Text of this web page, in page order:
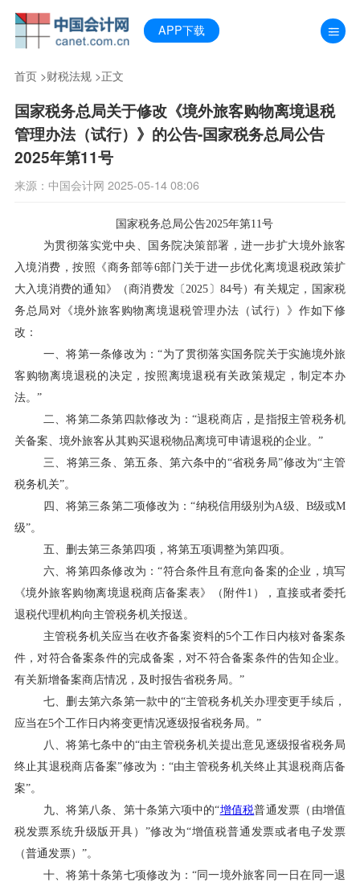
APP下载
首页>财税法规>正文
国家税务总局关于修改《境外旅客购物离境退税
管理办法（试行）》的公告-国家税务总局公告
2025年第11号
来源：中国会计网 2025-05-14 08:06
国家税务总局公告2025年第11号
为贯彻落实党中央、国务院决策部署，进一步扩大境外旅客
入境消费，按照《商务部等6部门关于进一步优化离境退税政策扩
大入境消费的通知》（商消费发〔2025〕84号）有关规定，国家税
务总局对《境外旅客购物离境退税管理办法（试行）》作如下修
改：
一、将第一条修改为：“为了贯彻落实国务院关于实施境外旅
客购物离境退税的决定，按照离境退税有关政策规定，制定本办
法。”
二、将第二条第四款修改为：“退税商店，是指报主管税务机
关备案、境外旅客从其购买退税物品离境可申请退税的企业。”
三、将第三条、第五条、第六条中的“省税务局”修改为“主管
税务机关”。
四、将第三条第二项修改为：“纳税信用级别为A级、B级或M
级”。
五、删去第三条第四项，将第五项调整为第四项。
六、将第四条修改为：“符合条件且有意向备案的企业，填写
《境外旅客购物离境退税商店备案表》（附件1），直接或者委托
退税代理机构向主管税务机关报送。
主管税务机关应当在收齐备案资料的5个工作日内核对备案条
件，对符合备案条件的完成备案，对不符合备案条件的告知企业。
有关新增备案商店情况，及时报告省税务局。”
七、删去第六条第一款中的“主管税务机关办理变更手续后，
应当在5个工作日内将变更情况逐级报省税务局。”
八、将第七条中的“由主管税务机关提出意见逐级报省税务局
终止其退税商店备案”修改为：“由主管税务机关终止其退税商店备
案”。
九、将第八条、第十条第六项中的“增值税普通发票（由增值
税发票系统升级版开具）”修改为“增值税普通发票或者电子发票
（普通发票）”。
十、将第十条第七项修改为：“同一境外旅客同一日在同一退